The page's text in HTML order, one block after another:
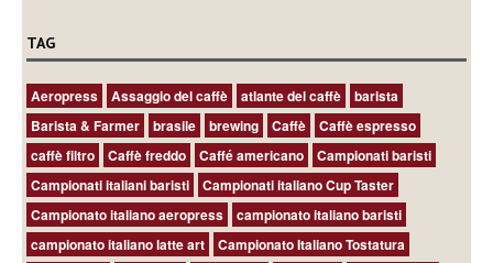
TAG
Aeropress Assaggio del caffè atlante del caffè
barista
Barista & Farmer
brasile brewing Caffè
Caffè espresso
caffè filtro
Caffè freddo Caffé americano
Campionati baristi
Campionati italiani baristi
Campionati italiano Cup Taster
Campionato italiano aeropress
campionato italiano baristi
campionato italiano latte art
Campionato Italiano Tostatura